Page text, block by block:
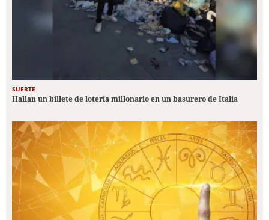
SUERTE
Hallan un billete de lotería millonario en un basurero de Italia